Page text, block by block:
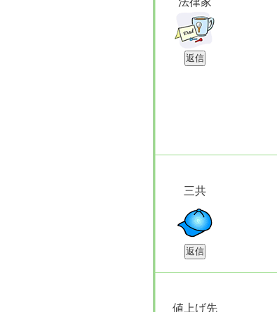
三共
値上げ先